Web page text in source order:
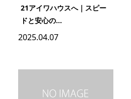
21アイワハウスへ｜スピー
ドと安心の...
2025.04.07